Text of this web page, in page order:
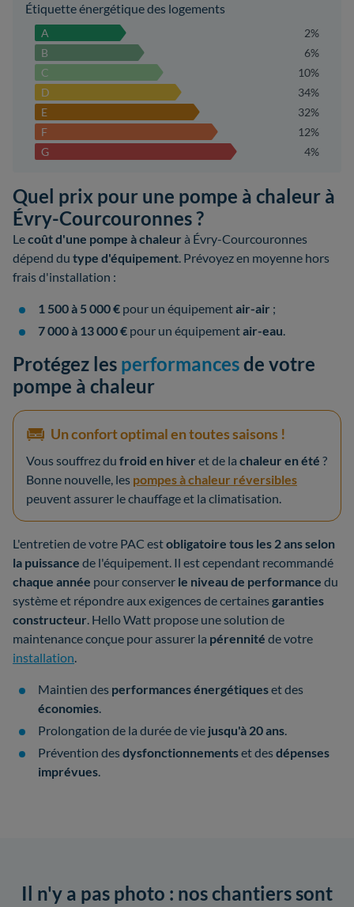
Étiquette énergétique des logements
A
2%
B
6%
C
10%
D
34%
E
32%
F
12%
G
4%
Quel prix pour une pompe à chaleur à
Évry-Courcouronnes ?
Lecoût d'une pompe à chaleur à Évry-Courcouronnes
dépend du type d'équipement. Prévoyez en moyenne hors
frais d'installation :
1 500 à 5 000 € pour un équipementair-air ;
7 000 à 13 000 € pour un équipementair-eau.
Protégez les performancesde votre
pompe à chaleur
Un confort optimal en toutes saisons !
Vous souffrez du froid en hiver et de la chaleur en été ?
Bonne nouvelle, les pompes à chaleur réversibles
peuvent assurer le chauffage et la climatisation.
L'entretien de votre PAC estobligatoire tous les 2 ans selon
la puissance de l'équipement. Il est cependant recommandé
chaque année pour conserver le niveau de performance du
système et répondre aux exigences de certainesgaranties
constructeur. Hello Watt propose une solution de
maintenance conçue pour assurer la pérennité de votre
installation.
Maintien des performances énergétiqueset des
économies.
Prolongation de la durée de vie jusqu'à 20 ans.
Prévention desdysfonctionnementset desdépenses
imprévues.
Il n'y a pas photo : nos chantiers sont